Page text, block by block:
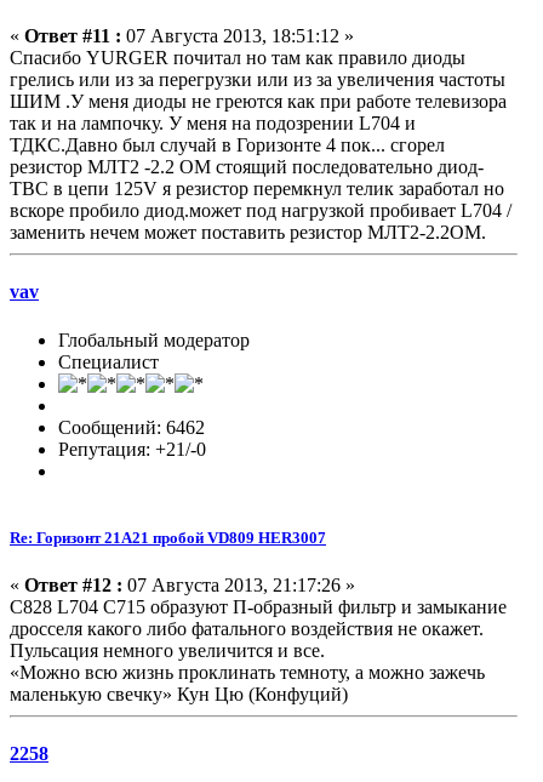
« Ответ #11 : 07 Августа 2013, 18:51:12 »
Спасибо YURGER почитал но там как правило диоды
грелись или из за перегрузки или из за увеличения частоты
ШИМ .У меня диоды не греются как при работе телевизора
так и на лампочку. У меня на подозрении L704 и
ТДКС.Давно был случай в Горизонте 4 пок... сгорел
резистор МЛТ2 -2.2 ОМ стоящий последовательно диод-
ТВС в цепи 125V я резистор перемкнул телик заработал но
вскоре пробило диод.может под нагрузкой пробивает L704 /
заменить нечем может поставить резистор МЛТ2-2.2ОМ.
vav
Глобальный модератор
Специалист
Сообщений: 6462
Репутация: +21/-0
Re: Горизонт 21A21 пробой VD809 HER3007
« Ответ #12 : 07 Августа 2013, 21:17:26 »
C828 L704 C715 образуют П-образный фильтр и замыкание
дросселя какого либо фатального воздействия не окажет.
Пульсация немного увеличится и все.
«Можно всю жизнь проклинать темноту, а можно зажечь
маленькую свечку» Кун Цю (Конфуций)
2258